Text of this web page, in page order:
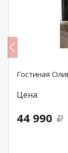
Гостиная
Цена
44 990